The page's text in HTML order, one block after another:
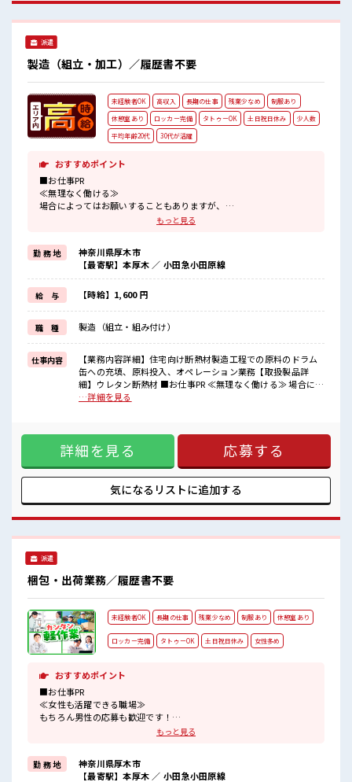
派遣
製造（組立・加工）／履歴書不要
未経験者OK 高収入 長期の仕事 残業少なめ
制服あり
休憩室あり
ロッカー完備 タトゥーOK 土日祝日休み
少人数
平均年齢20代
30代が活躍
おすすめポイント
■お仕事PR
≪無理なく働ける≫
場合によってはお願いすることもありますが、
週末は家族や友人と一緒にプライベート満喫！
制服があると毎日の服選びに悩まずOK♪
≪初めての仕事だけど自分にもできそう≫
新しいことにチャレンジするのは不安だけど、
しっかり働く環境が整っています！
イチからスキルUP・ステップUP目指していきましょう！
≪自分に合った期間で働ける≫
福利厚生が整った派遣のお仕事です！
■職場の雰囲気
少人数の職場だから一緒に働く仲間との距離もグッと近い！
20代活躍中のフレッシュな職場です☆
休憩室でホッと一息リフレッシュ！
もっと見る
勤 務 地
神奈川県厚木市
【最寄駅】本厚木 ／ 小田急小田原線
給 与 【時給】1,600 円
職 種 製造（組立・組み付け）
仕事内容
【業務内容詳細】住宅向け断熱材製造工程での原料のドラム
缶への充填、原料投入、オペレーション業務【取扱製品詳
細】ウレタン断熱材 ■お仕事PR ≪無理なく働ける≫ 場合によ
ってはお願いすることもありますが、 残業はほとんどナシ！
ど自分にもできそう≫ 新しいことにチャレンジするのは不安
だけど、 しっかり働く環境が整っています！ イチからスキル
UP・ステップUP目指していきましょう！ ≪自分に合った期
間で働ける≫ 福利厚生が整った派遣のお仕事です！ ■職場の
雰囲気 少人数の職場だから一緒に働く仲間との距離もグッと
近い！ 20代活躍中のフレッシュな職場です☆ 休憩室でホッと
…詳細を見る
詳細を見る 応募する
気になるリストに追加する
派遣
梱包・出荷業務／履歴書不要
未経験者OK 長期の仕事 残業少なめ 制服あり 休憩室あり
ロッカー完備 タトゥーOK 土日祝日休み 女性多め
おすすめポイント
■お仕事PR
≪女性も活躍できる職場≫
もちろん男性の応募も歓迎です！
残業はほとんどナシ！
≪週休2日制≫
もっと見る
勤 務 地
神奈川県厚木市
【最寄駅】本厚木 ／ 小田急小田原線